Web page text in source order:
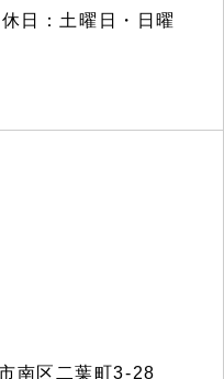
日：土曜日・日曜
南区二葉町3-28